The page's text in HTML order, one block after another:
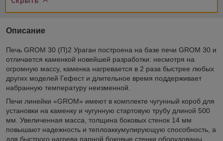
Описание
Печь GROM 30 (П)2 Ураган построена на базе печи GROM 30 и
отличается каменкой новейшей разработки: несмотря на
огромную массу, каменка нагревается в 2 раза быстрее любых
других моделей Гефест и длительное время поддерживает
набранную температуру неизменной.
Печи линейки «GROM» имеют в комплекте чугунный короб для
установки на каменку и чугунную стартовую трубу длиной 500
мм. Увеличенная масса, толщина боковых стенок 14 мм
повышают надежность и теплоаккумулирующую способность, а
для быстрого нагрева парной боковые стенки оборудованы